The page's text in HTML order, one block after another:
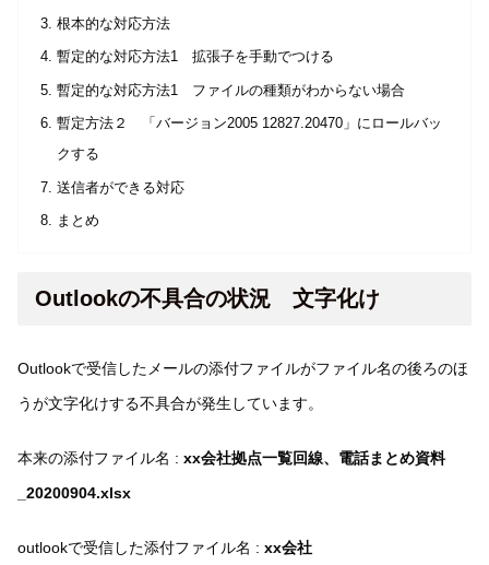
根本的な対応方法
暫定的な対応方法1 拡張子を手動でつける
暫定的な対応方法1 ファイルの種類がわからない場合
暫定方法２ 「バージョン2005 12827.20470」にロールバッ
クする
送信者ができる対応
まとめ
Outlookの不具合の状況 文字化け
Outlookで受信したメールの添付ファイルがファイル名の後ろのほ
うが文字化けする不具合が発生しています。
本来の添付ファイル名 : xx会社拠点一覧回線、電話まとめ資料
_20200904.xlsx
outlookで受信した添付ファイル名 : xx会社